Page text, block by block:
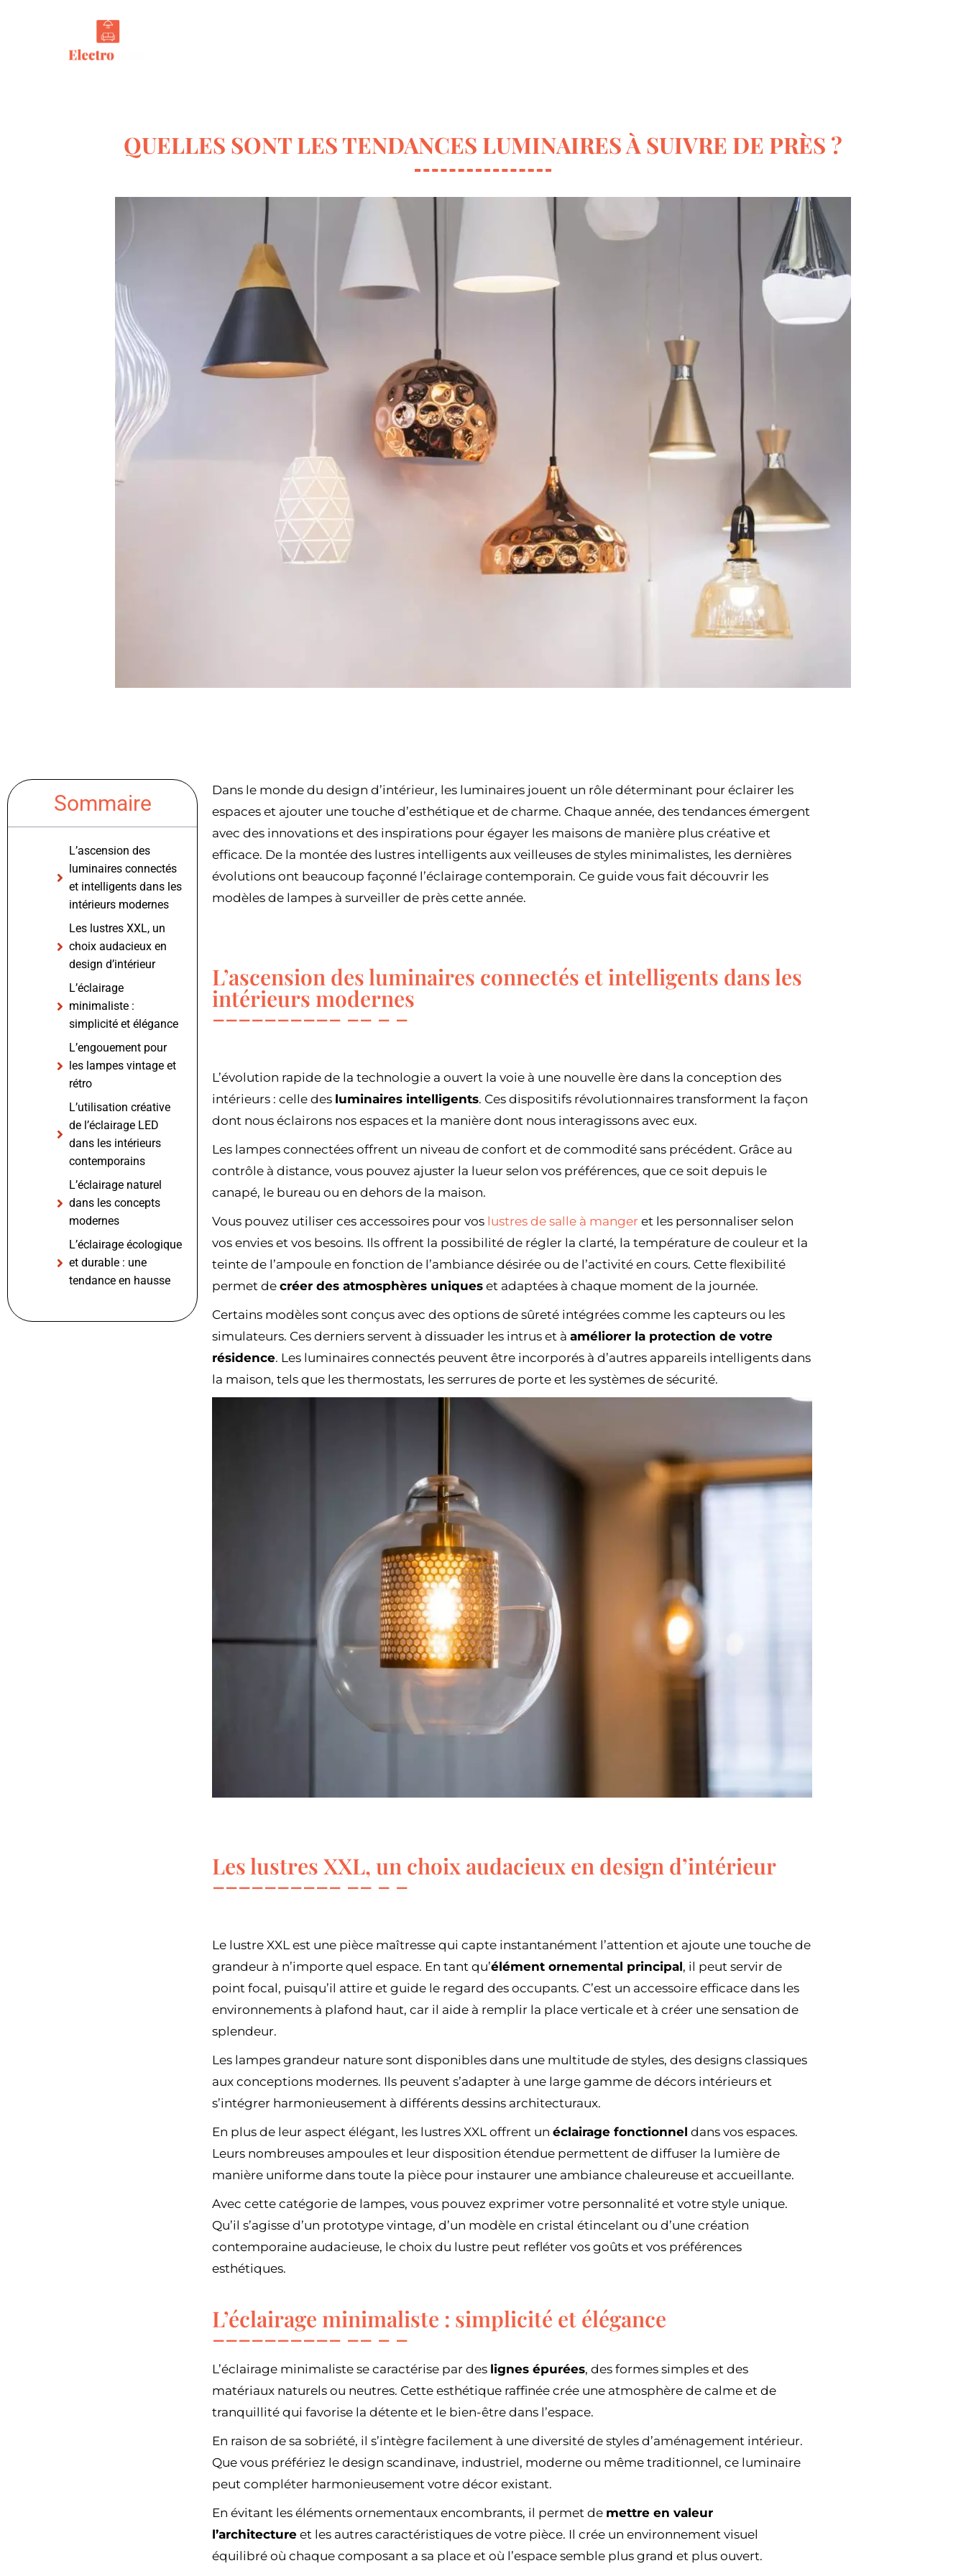
QUELLES SONT LES TENDANCES LUMINAIRES À SUIVRE DE PRÈS ?
Sommaire
L’ascension des
luminaires connectés
et intelligents dans les
intérieurs modernes
Les lustres XXL, un
choix audacieux en
design d’intérieur
L’éclairage
minimaliste :
simplicité et élégance
L’engouement pour
les lampes vintage et
rétro
L’utilisation créative
de l’éclairage LED
dans les intérieurs
contemporains
L’éclairage naturel
dans les concepts
modernes
L’éclairage écologique
et durable : une
tendance en hausse
Dans le monde du design d’intérieur, les luminaires jouent un rôle déterminant pour éclairer les
espaces et ajouter une touche d’esthétique et de charme. Chaque année, des tendances émergent
avec des innovations et des inspirations pour égayer les maisons de manière plus créative et
efficace. De la montée des lustres intelligents aux veilleuses de styles minimalistes, les dernières
évolutions ont beaucoup façonné l’éclairage contemporain. Ce guide vous fait découvrir les
modèles de lampes à surveiller de près cette année.
L’ascension des luminaires connectés et intelligents dans les
intérieurs modernes
L’évolution rapide de la technologie a ouvert la voie à une nouvelle ère dans la conception des
intérieurs : celle des luminaires intelligents. Ces dispositifs révolutionnaires transforment la façon
dont nous éclairons nos espaces et la manière dont nous interagissons avec eux.
Les lampes connectées offrent un niveau de confort et de commodité sans précédent. Grâce au
contrôle à distance, vous pouvez ajuster la lueur selon vos préférences, que ce soit depuis le
canapé, le bureau ou en dehors de la maison.
Vous pouvez utiliser ces accessoires pour vos lustres de salle à manger et les personnaliser selon
vos envies et vos besoins. Ils offrent la possibilité de régler la clarté, la température de couleur et la
teinte de l’ampoule en fonction de l’ambiance désirée ou de l’activité en cours. Cette flexibilité
permet de créer des atmosphères uniques et adaptées à chaque moment de la journée.
Certains modèles sont conçus avec des options de sûreté intégrées comme les capteurs ou les
simulateurs. Ces derniers servent à dissuader les intrus et à améliorer la protection de votre
résidence. Les luminaires connectés peuvent être incorporés à d’autres appareils intelligents dans
la maison, tels que les thermostats, les serrures de porte et les systèmes de sécurité.
Les lustres XXL, un choix audacieux en design d’intérieur
Le lustre XXL est une pièce maîtresse qui capte instantanément l’attention et ajoute une touche de
grandeur à n’importe quel espace. En tant qu’élément ornemental principal, il peut servir de
point focal, puisqu’il attire et guide le regard des occupants. C’est un accessoire efficace dans les
environnements à plafond haut, car il aide à remplir la place verticale et à créer une sensation de
splendeur.
Les lampes grandeur nature sont disponibles dans une multitude de styles, des designs classiques
aux conceptions modernes. Ils peuvent s’adapter à une large gamme de décors intérieurs et
s’intégrer harmonieusement à différents dessins architecturaux.
En plus de leur aspect élégant, les lustres XXL offrent un éclairage fonctionnel dans vos espaces.
Leurs nombreuses ampoules et leur disposition étendue permettent de diffuser la lumière de
manière uniforme dans toute la pièce pour instaurer une ambiance chaleureuse et accueillante.
Avec cette catégorie de lampes, vous pouvez exprimer votre personnalité et votre style unique.
Qu’il s’agisse d’un prototype vintage, d’un modèle en cristal étincelant ou d’une création
contemporaine audacieuse, le choix du lustre peut refléter vos goûts et vos préférences
esthétiques.
L’éclairage minimaliste : simplicité et élégance
L’éclairage minimaliste se caractérise par des lignes épurées, des formes simples et des
matériaux naturels ou neutres. Cette esthétique raffinée crée une atmosphère de calme et de
tranquillité qui favorise la détente et le bien-être dans l’espace.
En raison de sa sobriété, il s’intègre facilement à une diversité de styles d’aménagement intérieur.
Que vous préfériez le design scandinave, industriel, moderne ou même traditionnel, ce luminaire
peut compléter harmonieusement votre décor existant.
En évitant les éléments ornementaux encombrants, il permet de mettre en valeur
l’architecture et les autres caractéristiques de votre pièce. Il crée un environnement visuel
équilibré où chaque composant a sa place et où l’espace semble plus grand et plus ouvert.